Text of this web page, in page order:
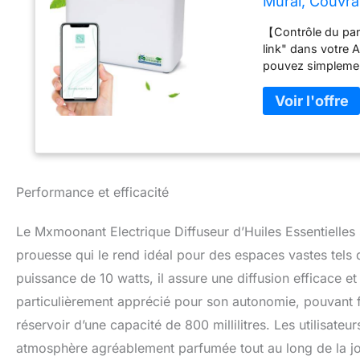
【Contrôle du
link" dans votre
pouvez
fonction de vos
(veuillez scanner
eau, l'utilisation
commerciaux,
hygiène】La
la croissance
d'atomisation à
diffuseur n'est
conservés. 【
illumine la
Performance et efficacité
Le Mxmoonant Electrique Diffuseur d’Huiles
prouesse qui le rend idéal pour des espaces vastes
puissance de 10 watts, il assure une diffusion efficace
particulièrement apprécié pour son autonomie,
réservoir d’une capacité de 800 millilitres. Les
atmosphère agréablement parfumée tout au long de la